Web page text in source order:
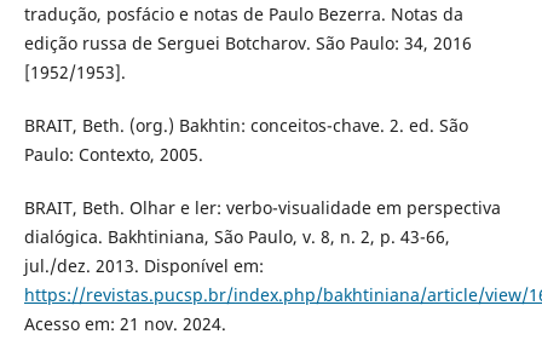
tradução, posfácio e notas de Paulo Bezerra. Notas da
edição russa de Serguei Botcharov. São Paulo: 34, 2016
[1952/1953].
BRAIT, Beth. (org.) Bakhtin: conceitos-chave. 2. ed. São
Paulo: Contexto, 2005.
BRAIT, Beth. Olhar e ler: verbo-visualidade em perspectiva
dialógica. Bakhtiniana, São Paulo, v. 8, n. 2, p. 43-66,
jul./dez. 2013. Disponível em:
https://revistas.pucsp.br/index.php/bakhtiniana/article/view/
Acesso em: 21 nov. 2024.